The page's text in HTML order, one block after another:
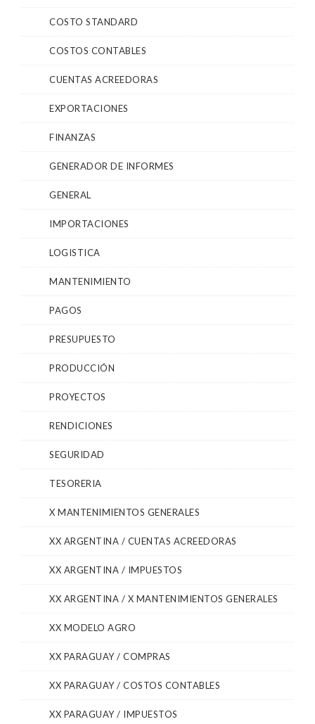
COSTO STANDARD
COSTOS CONTABLES
CUENTAS ACREEDORAS
EXPORTACIONES
FINANZAS
GENERADOR DE INFORMES
GENERAL
IMPORTACIONES
LOGISTICA
MANTENIMIENTO
PAGOS
PRESUPUESTO
PRODUCCIÓN
PROYECTOS
RENDICIONES
SEGURIDAD
TESORERIA
X MANTENIMIENTOS GENERALES
XX ARGENTINA / CUENTAS ACREEDORAS
XX ARGENTINA / IMPUESTOS
XX ARGENTINA / X MANTENIMIENTOS GENERALES
XX MODELO AGRO
XX PARAGUAY / COMPRAS
XX PARAGUAY / COSTOS CONTABLES
XX PARAGUAY / IMPUESTOS